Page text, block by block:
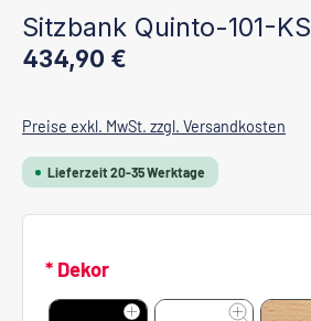
Sitzbank Quinto-101-KS
Regulärer Preis:
434,90 €
Preise exkl. MwSt. zzgl. Versandkosten
Lieferzeit 20-35 Werktage
* Dekor